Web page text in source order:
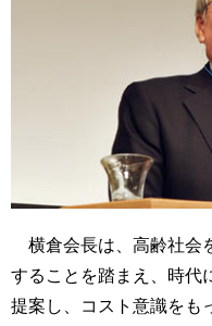
横倉会長は、高齢社会
することを踏まえ、時代
提案し、コスト意識をも